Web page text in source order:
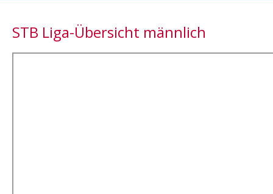
STB Liga-Übersicht männlich